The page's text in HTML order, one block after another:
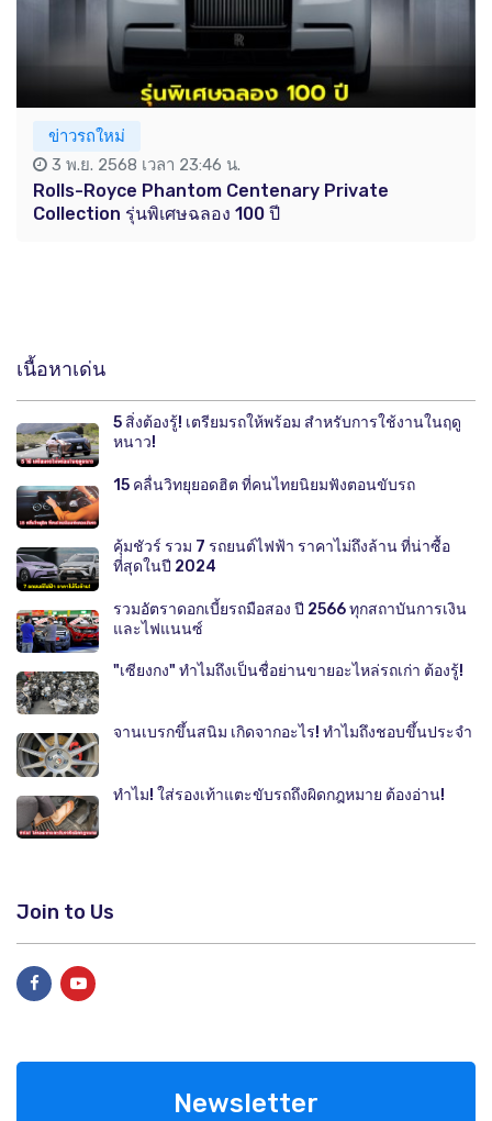
ข่าวรถใหม่
3 พ.ย. 2568 เวลา 23:46 น.
Rolls-Royce Phantom Centenary Private
Collection รุ่นพิเศษฉลอง 100 ปี
เนื้อหาเด่น
5 สิ่งต้องรู้! เตรียมรถให้พร้อม สำหรับการใช้งานในฤดู
หนาว!
15 คลื่นวิทยุยอดฮิต ที่คนไทยนิยมฟังตอนขับรถ
คุ้มชัวร์ รวม 7 รถยนต์ไฟฟ้า ราคาไม่ถึงล้าน ที่น่าซื้อ
ที่สุดในปี 2024
รวมอัตราดอกเบี้ยรถมือสอง ปี 2566 ทุกสถาบันการเงิน
และไฟแนนซ์
"เซียงกง" ทำไมถึงเป็นชื่อย่านขายอะไหล่รถเก่า ต้องรู้!
จานเบรกขึ้นสนิม เกิดจากอะไร! ทำไมถึงชอบขึ้นประจำ
ทำไม! ใส่รองเท้าแตะขับรถถึงผิดกฎหมาย ต้องอ่าน!
Join to Us
Newsletter